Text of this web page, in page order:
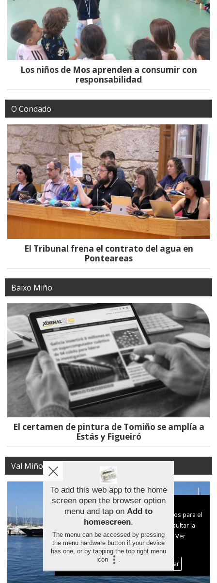
Los niños de Mos aprenden a consumir con
responsabilidad
O Condado
El Tribunal frena el contrato del agua en
Ponteareas
Baixo Miño
El certamen de pintura de Tomiño se amplía a
Estás y Figueiró
Val Miñor
Aviso sobre el Uso de cookies:
Utilizamos cookies nuestras y de terceros para el
funcionamiento del digital. Puedes consultar la
lista de cookies y como desconectarlas.
Ver
nuestra Política de Privacidad y Cookies
Aceptar Cookies
Personalizar
To add this web app to the home
screen open the browser option
menu and tap on Add to
homescreen.
The menu can be accessed by pressing
the menu hardware button if your device
has one, or by tapping the top right menu
icon
.